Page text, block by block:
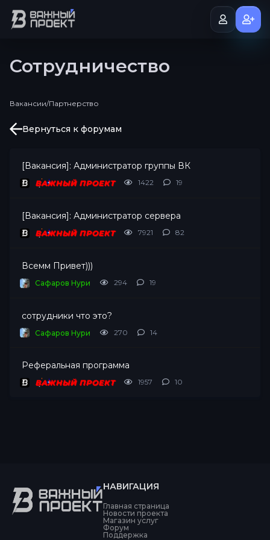
Сотрудничество
Вакансии/Партнерство
Вернуться к форумам
[Вакансия]: Администратор группы ВК
ВАЖНЫЙ ПРОЕКТ 1422 19
[Вакансия]: Администратор сервера
ВАЖНЫЙ ПРОЕКТ 7921 82
Всемм Привет)))
Сафаров Нури 294 19
сотрудники что это?
Сафаров Нури 270 14
Реферальная программа
ВАЖНЫЙ ПРОЕКТ 1957 10
НАВИГАЦИЯ
Главная страница
Новости проекта
Магазин услуг
Форум
Поддержка